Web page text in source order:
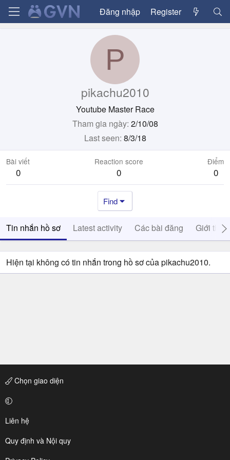
Đăng nhập Register
P
pikachu2010
Youtube Master Race
Tham gia ngày 2/10/08
Last seen 8/3/18
Bài viết
0
Reaction score
0
Điểm
0
Find
Tin nhắn hồ sơ Latest activity Các bài đăng Giới thiệu
Hiện tại không có tin nhắn trong hồ sơ của pikachu2010.
Chọn giao diện
Liên hệ
Quy định và Nội quy